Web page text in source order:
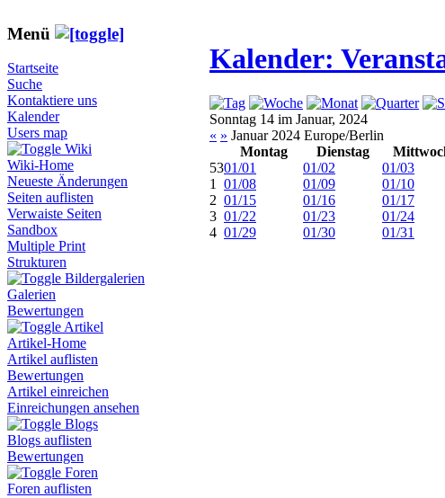
Menü
Startseite
Suche
Kontaktiere uns
Kalender
Users map
Wiki
Wiki-Home
Neueste Änderungen
Seiten auflisten
Verwaiste Seiten
Sandbox
Multiple Print
Strukturen
Bildergalerien
Galerien
Bewertungen
Artikel
Artikel-Home
Artikel auflisten
Bewertungen
Artikel einreichen
Einreichungen ansehen
Blogs
Blogs auflisten
Bewertungen
Foren
Foren auflisten
Kalender:
Sonntag 14 im Januar, 2024
« » Januar 2024 Europe/Berlin
Montag
Dienstag
5301/01 01/02 01/03
1
01/08 01/09 01/10
2 01/15 01/16 01/17
3 01/22 01/23 01/24
4 01/29 01/30 01/31